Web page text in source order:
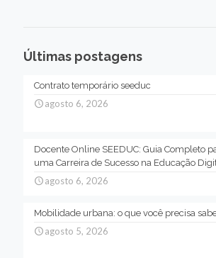
Últimas postagens
Contrato temporário seeduc
agosto 6, 2026
Docente Online SEEDUC: Guia Completo
uma Carreira de Sucesso na Educação
agosto 6, 2026
Mobilidade urbana: o que você precisa
agosto 5, 2026